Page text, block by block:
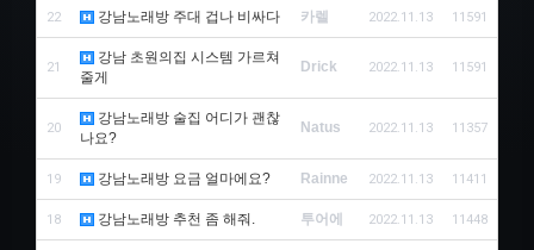
22 강남노래방 주대 겁나 비싸다 카렐 2022.11.13 11591
21
강남 초원의집 시스템 가르쳐
줄게
Drick 2022.11.13 11591
20
강남노래방 술집 어디가 괜찮
나요?
Natus 2022.11.13 11357
19 강남노래방 요금 얼마에요? Rainne 2022.11.13 11411
18 강남노래방 추천 좀 해줘. 투어에 2022.11.13 11448